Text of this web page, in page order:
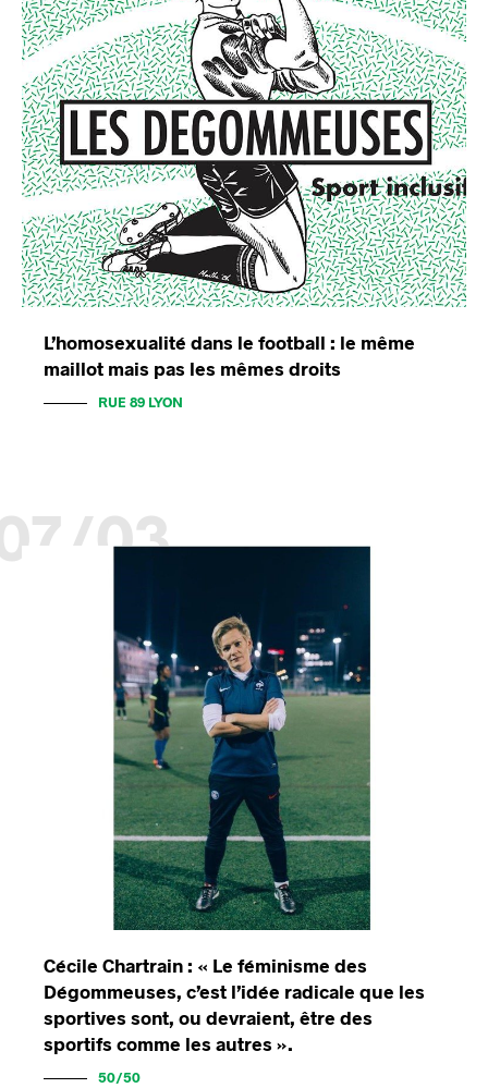
L’homosexualité dans le football : le même
maillot mais pas les mêmes droits
RUE 89 LYON
03
Cécile Chartrain : « Le féminisme des
Dégommeuses, c’est l’idée radicale que les
sportives sont, ou devraient, être des
sportifs comme les autres ».
50/50